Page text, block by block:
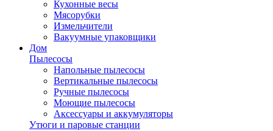
Кухонные весы
Мясорубки
Измельчители
Вакуумные упаковщики
Дом
Пылесосы
Напольные пылесосы
Вертикальные пылесосы
Ручные пылесосы
Моющие пылесосы
Аксессуары и аккумуляторы
Утюги и паровые станции